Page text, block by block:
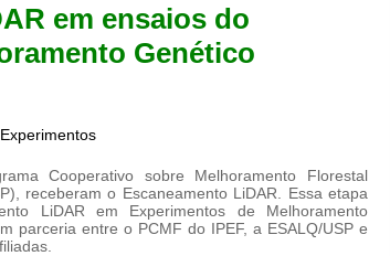
em ensaios do
Genético
Cooperativo sobre Melhoramento Florestal
receberam o Escaneamento LiDAR. Essa etapa
LiDAR em Experimentos de Melhoramento
parceria entre o PCMF do IPEF, a ESALQ/USP e